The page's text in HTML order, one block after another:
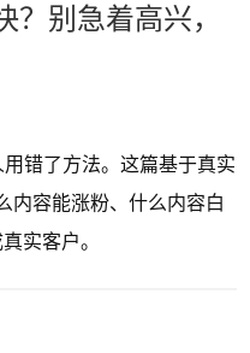
？别急着高兴，
错了方法。这篇基于真实
内容能涨粉、什么内容白
实客户。